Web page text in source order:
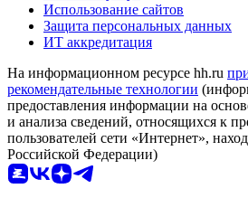
Использование сайтов
Защита персональных данных
ИТ аккредитация
На информационном ресурсе hh.ru
рекомендательные технологии
предоставления информации на
и анализа сведений, относящихся к
пользователей сети «Интернет»,
Российской Федерации)